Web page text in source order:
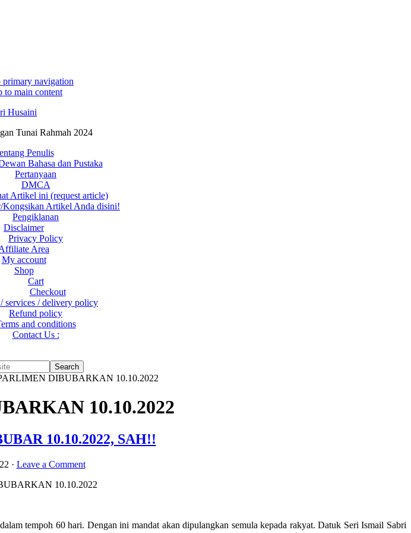
primary navigation
to main content
Husaini
Tunai Rahmah 2024
Penulis
Bahasa dan Pustaka
Pertanyaan
DMCA
Artikel ini (request article)
Kongsikan Artikel Anda disini!
Pengiklanan
Disclaimer
Privacy Policy
Area
My account
Shop
Cart
Checkout
services / delivery policy
Refund policy
and conditions
Contact Us :
Hide
DIBUBARKAN 10.10.2022
10.10.2022
10.10.2022, SAH!!
· Leave a Comment
tempoh 60 hari. Dengan ini mandat akan dipulangkan semula kepada rakyat. Datuk Seri Ismail Sabri